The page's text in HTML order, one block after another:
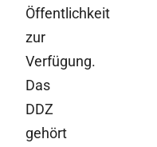
Öffentlichkeit
zur
Verfügung.
Das
DDZ
gehört